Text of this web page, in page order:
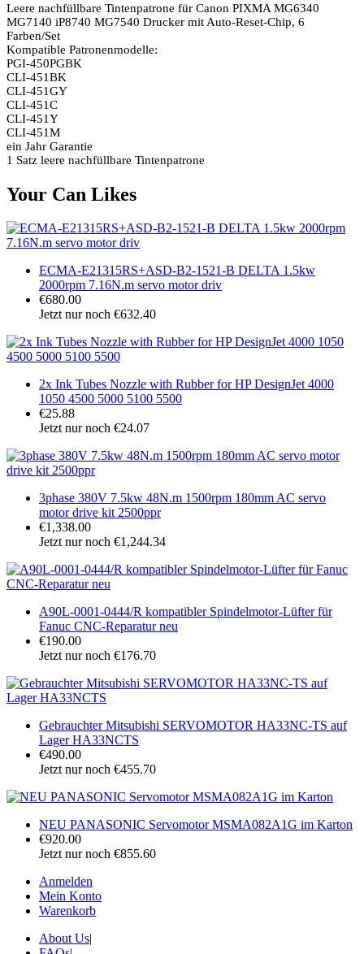
Leere nachfüllbare Tintenpatrone für Canon PIXMA MG6340
MG7140 iP8740 MG7540 Drucker mit Auto-Reset-Chip, 6
Farben/Set
Kompatible Patronenmodelle:
PGI-450PGBK
CLI-451BK
CLI-451GY
CLI-451C
CLI-451Y
CLI-451M
ein Jahr Garantie
1 Satz leere nachfüllbare Tintenpatrone
Your Can Likes
ECMA-E21315RS+ASD-B2-1521-B DELTA 1.5kw
2000rpm 7.16N.m servo motor driv
€680.00
Jetzt nur noch €632.40
2x Ink Tubes Nozzle with Rubber for HP DesignJet 4000
1050 4500 5000 5100 5500
€25.88
Jetzt nur noch €24.07
3phase 380V 7.5kw 48N.m 1500rpm 180mm AC servo
motor drive kit 2500ppr
€1,338.00
Jetzt nur noch €1,244.34
A90L-0001-0444/R kompatibler Spindelmotor-Lüfter für
Fanuc CNC-Reparatur neu
€190.00
Jetzt nur noch €176.70
Gebrauchter Mitsubishi SERVOMOTOR HA33NC-TS auf
Lager HA33NCTS
€490.00
Jetzt nur noch €455.70
NEU PANASONIC Servomotor MSMA082A1G im Karton
€920.00
Jetzt nur noch €855.60
Anmelden
Mein Konto
Warenkorb
About Us|